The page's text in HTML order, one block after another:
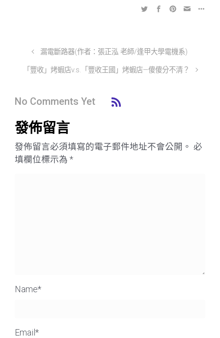
漏電斷路器(作者：張正泓 老師/逢甲大學電機系)
「豐收」烤蝦店v.s.「豐收王國」烤蝦店—傻傻分不清？
No Comments Yet
發佈留言
發佈留言必須填寫的電子郵件地址不會公開。 必
填欄位標示為 *
Name*
Email *